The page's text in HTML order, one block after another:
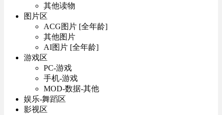
其他读物
图片区
ACG图片 [全年龄]
其他图片
AI图片 [全年龄]
游戏区
PC-游戏
手机-游戏
MOD-数据-其他
娱乐-舞蹈区
影视区